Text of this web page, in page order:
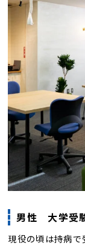
男性 大学受
現役の頃は持病